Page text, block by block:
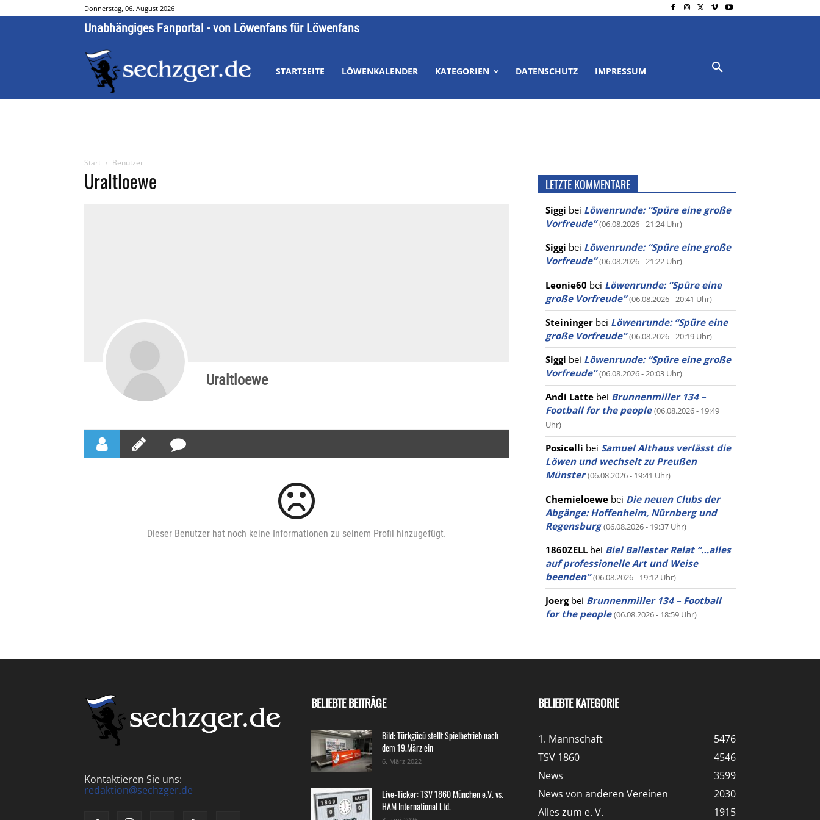
Donnerstag, 06. August 2026
Unabhängiges Fanportal - von Löwenfans für Löwenfans
STARTSEITE LÖWENKALENDER KATEGORIEN DATENSCHUTZ IMPRESSUM
Start Benutzer
Uraltloewe
Uraltloewe
Dieser Benutzer hat noch keine Informationen zu seinem Profil hinzugefügt.
LETZTE KOMMENTARE
Siggi bei Löwenrunde: “Spüre eine große
Vorfreude” (06.08.2026 - 21:24 Uhr)
Siggi bei Löwenrunde: “Spüre eine große
Vorfreude” (06.08.2026 - 21:22 Uhr)
Leonie60 bei Löwenrunde: “Spüre eine
große Vorfreude” (06.08.2026 - 20:41 Uhr)
Steininger bei Löwenrunde: “Spüre eine
große Vorfreude” (06.08.2026 - 20:19 Uhr)
Siggi bei Löwenrunde: “Spüre eine große
Vorfreude” (06.08.2026 - 20:03 Uhr)
Andi Latte bei Brunnenmiller 134 –
Football for the people (06.08.2026 - 19:49
Uhr)
Posicelli bei Samuel Althaus verlässt die
Löwen und wechselt zu Preußen
Münster (06.08.2026 - 19:41 Uhr)
Chemieloewe bei Die neuen Clubs der
Abgänge: Hoffenheim, Nürnberg und
Regensburg (06.08.2026 - 19:37 Uhr)
1860ZELL bei Biel Ballester Relat “…alles
auf professionelle Art und Weise
beenden” (06.08.2026 - 19:12 Uhr)
Joergbei Brunnenmiller 134 – Football
for the people (06.08.2026 - 18:59 Uhr)
Kontaktieren Sie uns:
redaktion@sechzger.de
BELIEBTE BEITRÄGE
Bild: Türkgücü stellt Spielbetrieb nach
dem 19.März ein
6. März 2022
Live-Ticker: TSV 1860 München e.V. vs.
HAM International Ltd.
BELIEBTE KATEGORIE
1. Mannschaft
5476
TSV 1860
4546
News
3599
News von anderen Vereinen
2030
Alles zum e. V.
1915